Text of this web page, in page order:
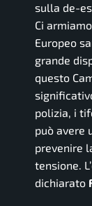
sulla de-
Ci
Europeo
grande
questo
polizia, i
può avere
prevenire
tensione.
dichiarato